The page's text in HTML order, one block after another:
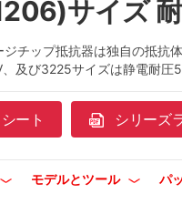
サイズ
ジチップ抵抗器は独自の抵
及び3225サイズは静電耐圧
ート シリーズ
モデルとツール パ